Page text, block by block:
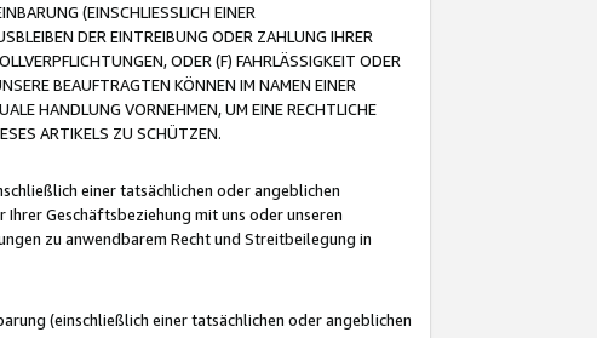
(EINSCHLIESSLICH EINER
DER EINTREIBUNG ODER ZAHLUNG IHRER
ODER (F) FAHRLÄSSIGKEIT ODER
BEAUFTRAGTEN KÖNNEN IM NAMEN EINER
HANDLUNG VORNEHMEN, UM EINE RECHTLICHE
ARTIKELS ZU SCHÜTZEN.
einer tatsächlichen oder angeblichen
Geschäftsbeziehung mit uns oder unseren
zu anwendbarem Recht und Streitbeilegung in
(einschließlich einer tatsächlichen oder angeblichen